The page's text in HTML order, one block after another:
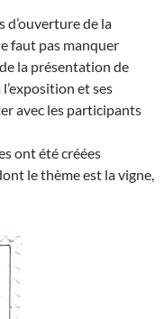
d’ouverture de la
faut pas manquer
la présentation de
et ses
avec les participants
ont été créées
le thème est la vigne,